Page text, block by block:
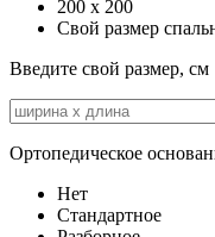
200 x 200
Свой размер
Введите свой размер, см
Ортопедическое
Нет
Стандартное